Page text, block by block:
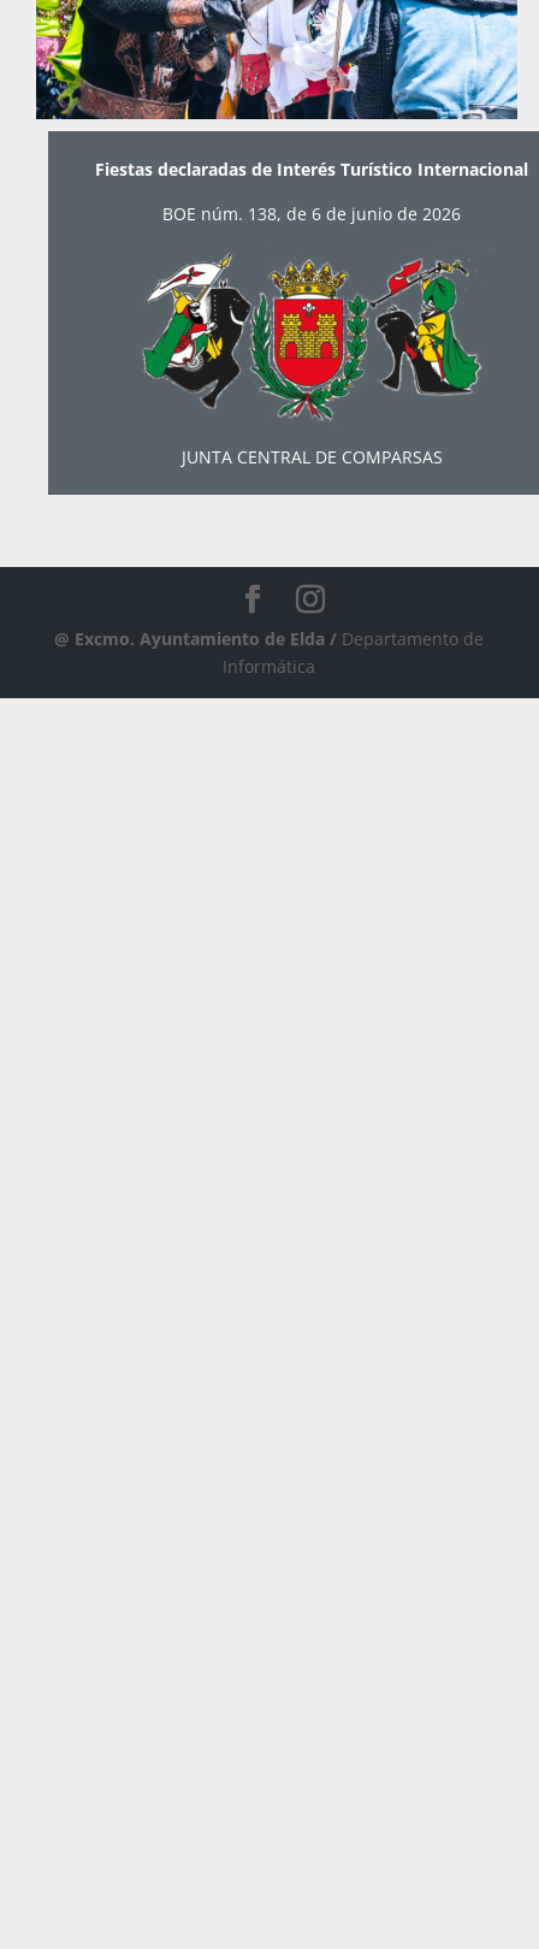
Fiestas declaradas de Interés Turístico Internacional
BOE núm. 138, de 6 de junio de 2026
JUNTA CENTRAL DE COMPARSAS
@ Excmo. Ayuntamiento de Elda / Departamento de
Informática